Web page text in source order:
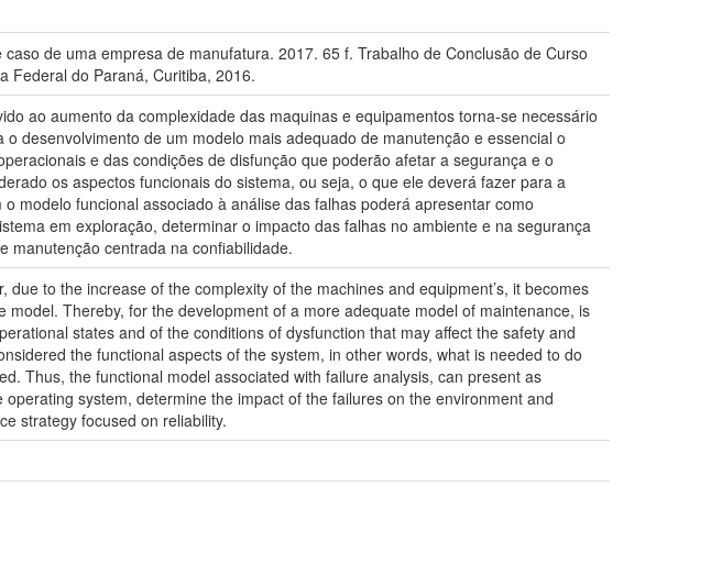
de uma empresa de manufatura. 2017. 65 f. Trabalho de Conclusão de Curso
Federal do Paraná, Curitiba, 2016.
ao aumento da complexidade das maquinas e equipamentos torna-se necessário
desenvolvimento de um modelo mais adequado de manutenção e essencial o
e das condições de disfunção que poderão afetar a segurança e o
os aspectos funcionais do sistema, ou seja, o que ele deverá fazer para a
modelo funcional associado à análise das falhas poderá apresentar como
em exploração, determinar o impacto das falhas no ambiente e na segurança
manutenção centrada na confiabilidade.
to the increase of the complexity of the machines and equipment’s, it becomes
Thereby, for the development of a more adequate model of maintenance, is
states and of the conditions of dysfunction that may affect the safety and
the functional aspects of the system, in other words, what is needed to do
Thus, the functional model associated with failure analysis, can present as
system, determine the impact of the failures on the environment and
strategy focused on reliability.